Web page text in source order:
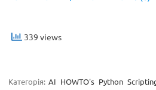
339 views
Категорія: AI HOWTO's Python